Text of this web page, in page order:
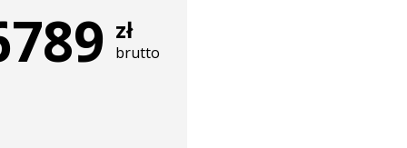
zł
brutto